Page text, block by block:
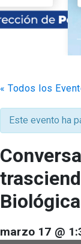
Académicos
Documentos
Grupos de
Redes
Estudiantes
Centro de
« Todos los
Este evento ha
marzo 17 @